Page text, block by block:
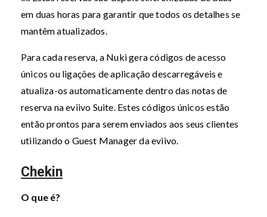
em duas horas para garantir que todos os detalhes se
mantêm atualizados.
Para cada reserva, a Nuki gera códigos de acesso
únicos ou ligações de aplicação descarregáveis e
atualiza-os automaticamente dentro das notas de
reserva na eviivo Suite. Estes códigos únicos estão
então prontos para serem enviados aos seus clientes
utilizando o Guest Manager da eviivo.
Chekin
O que é?